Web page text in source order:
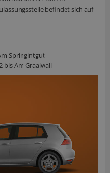
befindet sich auf
Springintgut
bis Am Graalwall